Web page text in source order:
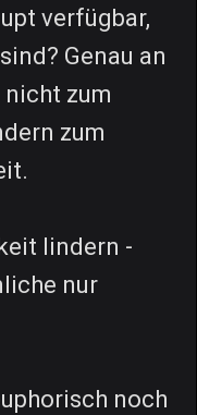
verfügbar,
Genau an
zum
zum
lindern -
nur
noch